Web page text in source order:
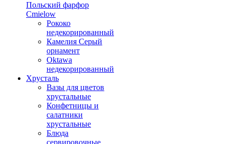
Польский фарфор
Сmielow
Рококо
недекорированный
Камелия Серый
орнамент
Oktawa
недекорированный
Хрусталь
Вазы для цветов
хрустальные
Конфетницы и
салатники
хрустальные
Блюда
сервировочные